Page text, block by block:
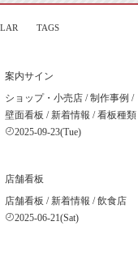
TAGS
案内サイン
ショップ・小売店 /制作事例 /
壁面看板 /新着情報 /看板種類
2025-09-23(Tue)
店舗看板
店舗看板 /新着情報 /飲食店
2025-06-21(Sat)